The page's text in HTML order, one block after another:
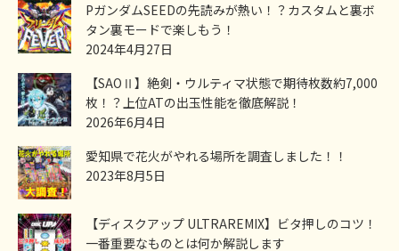
PガンダムSEEDの先読みが熱い！？カスタムと裏ボ
タン裏モードで楽しもう！
2024年4月27日
【SAOⅡ】絶剣・ウルティマ状態で期待枚数約7,000
枚！？上位ATの出玉性能を徹底解説！
2026年6月4日
愛知県で花火がやれる場所を調査しました！！
2023年8月5日
【ディスクアップ ULTRAREMIX】ビタ押しのコツ！
一番重要なものとは何か解説します